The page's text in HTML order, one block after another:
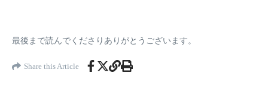
最後まで読んでくださりありがとうございます。
Share this Article